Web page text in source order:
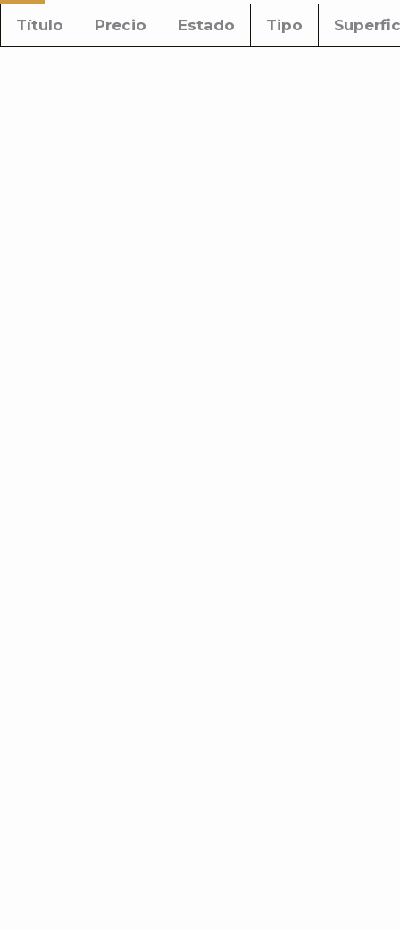
Título Precio Estado Tipo